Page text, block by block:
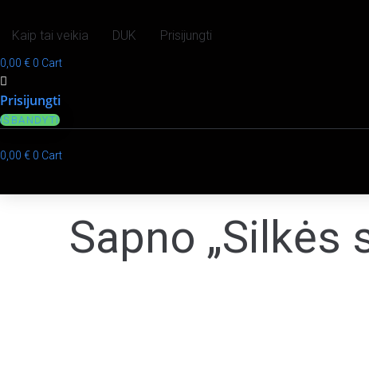
Kaip tai veikia DUK Prisijungti
0,00 € 0 Cart
Prisijungti
IŠBANDYTI
0,00 € 0 Cart
Sapno